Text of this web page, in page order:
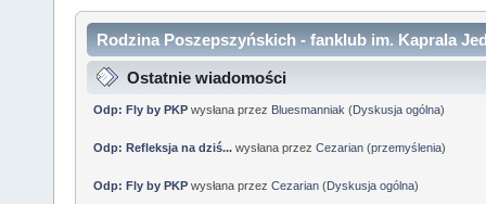
Rodzina Poszepszyńskich - fanklub im. Kaprala
Ostatnie wiadomości
Odp: Fly by PKPwysłana przez Bluesmanniak (Dyskusja ogólna)
Odp: Refleksja na dziś...wysłana przez Cezarian(przemyślenia)
Odp: Fly by PKPwysłana przez Cezarian(Dyskusja ogólna)